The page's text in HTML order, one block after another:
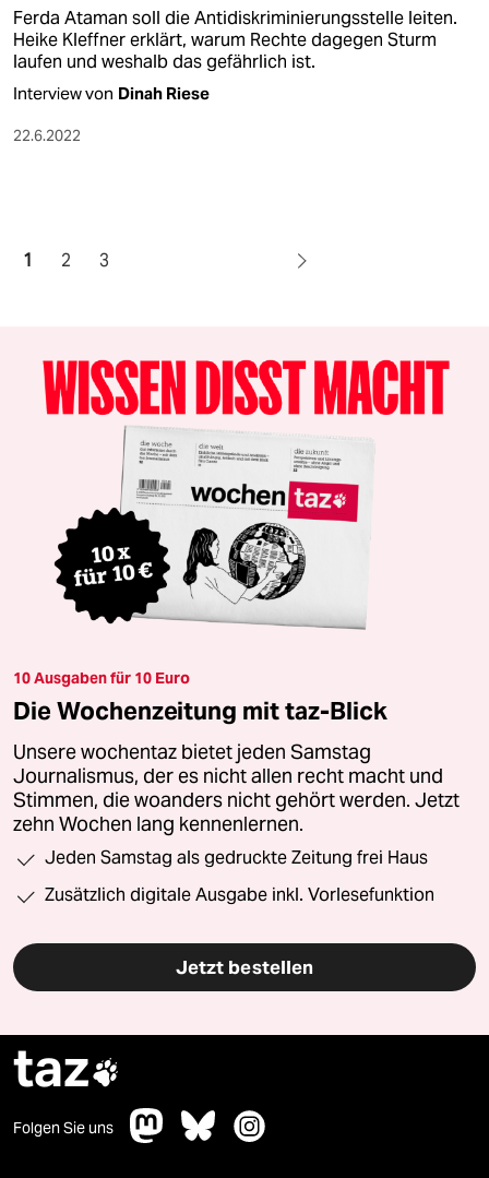
Ferda Ataman soll die Antidiskriminierungsstelle leiten.
Heike Kleffner erklärt, warum Rechte dagegen Sturm
laufen und weshalb das gefährlich ist.
Interview von Dinah Riese
22.6.2022
1 2 3
10 Ausgaben für 10 Euro
Die Wochenzeitung mit taz-Blick
Unsere wochentaz bietet jeden Samstag
Journalismus, der es nicht allen recht macht und
Stimmen, die woanders nicht gehört werden. Jetzt
zehn Wochen lang kennenlernen.
Jeden Samstag als gedruckte Zeitung frei Haus
Zusätzlich digitale Ausgabe inkl. Vorlesefunktion
Jetzt bestellen
taz
Folgen Sie uns